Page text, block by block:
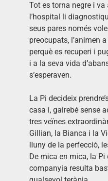
Tot es torna negre i
l’hospital li
seus pares només
preocupats, l’animen
perquè es recuperi i
i a la seva vida
s’esperaven.
La Pi decideix
casa i, gairebé sense
tres veïnes
Gillian, la Bianca i la
lluny de la perfecció,
De mica en mica, la
companyia resulta